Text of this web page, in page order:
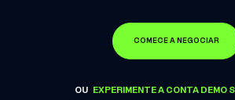
COMECE A NEGOCIAR
OU EXPERIMENTE A CONTA DEMO